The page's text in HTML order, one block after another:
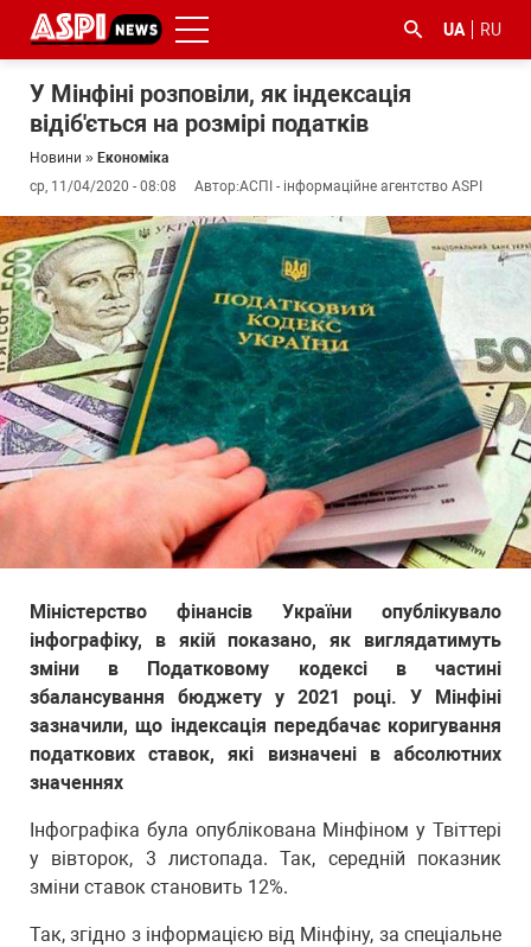
UA RU
У Мінфіні розповіли, як індексація
відіб'ється на розмірі податків
Новини » Економіка
ср, 11/04/2020 - 08:08
Автор:АСПІ - інформаційне агентство ASPI
Міністерство фінансів України опублікувало
інфографіку, в якій показано, як виглядатимуть
зміни в Податковому кодексі в частині
збалансування бюджету у 2021 році. У Мінфіні
зазначили, що індексація передбачає коригування
податкових ставок, які визначені в абсолютних
значеннях
Інфографіка була опублікована Мінфіном у Твіттері
у вівторок, 3 листопада. Так, середній показник
зміни ставок становить 12%.
Так, згідно з інформацією від Мінфіну, за спеціальне
#ООС
#боротьба
з
корупцією
#ДФС #Київ #коронавірус